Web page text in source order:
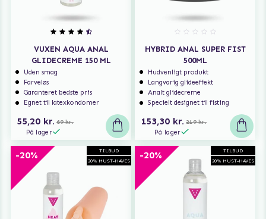
VUXEN AQUA ANAL
GLIDECREME 150 ML
Uden smag
Farveløs
Garanteret bedste pris
Egnet til latexkondomer
55,20 kr. 69 kr.
På lager
HYBRID ANAL SUPER FIST
500ML
Hudvenligt produkt
Langvarig glideeffekt
Analt glidecreme
Specielt designet til fisting
153,30 kr. 219 kr.
På lager
TILBUD
20% MUST-HAVES
-20%
TILBUD
20% MUST-HAVES
-20%